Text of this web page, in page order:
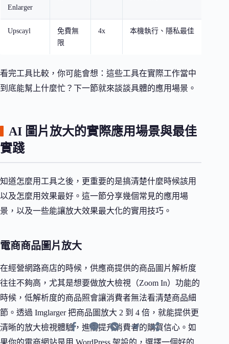
Enlarger
Upscayl
免費無
限
4x 本機執行、隱私最佳
看完工具比較，你可能會想：這些工具在實際工作當中
到底能幫上什麼忙？下一節就來談談具體的應用場景。
AI 圖片放大的實際應用場景與最佳
實踐
知道怎麼用工具之後，更重要的是搞清楚什麼時候該用
以及怎麼用效果最好。這一節分享幾個常見的應用場
景，以及一些能讓放大效果最大化的實用技巧。
電商商品圖片放大
在經營網路商店的時候，供應商提供的商品圖片解析度
往往不夠高，尤其是想要做放大檢視（Zoom In）功能的
時候，低解析度的商品照會讓消費者無法看清楚商品細
節。透過 Imglarger 把商品圖放大 2 到 4 倍，就能提供更
清晰的放大檢視體驗，進而提升消費者的購買信心。如
果你的電商網站是用 WordPress 架設的，選擇一個好的